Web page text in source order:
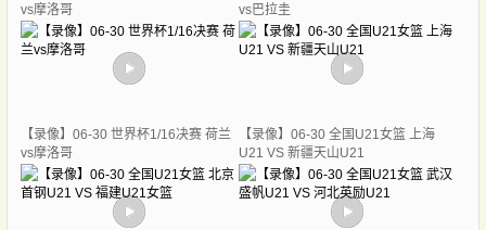
vs摩洛哥
vs巴拉圭
【录像】06-30 世界杯1/16决赛 荷兰
vs摩洛哥
【录像】06-30 全国U21女篮 上海
U21 VS 新疆天山U21